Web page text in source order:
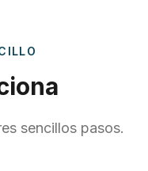
sencillos pasos.